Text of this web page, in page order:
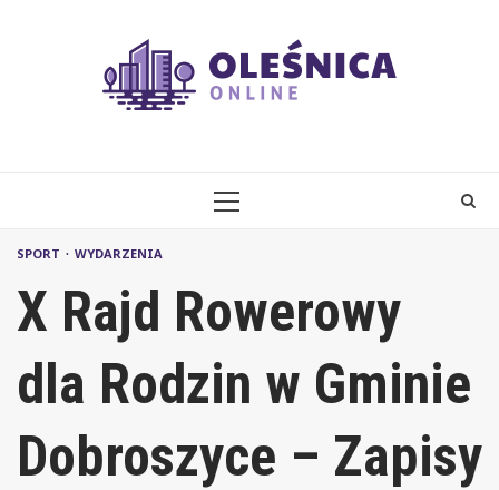
PRIMARY
SPORT WYDARZENIA
X Rajd Rowerowy
dla Rodzin w Gminie
Dobroszyce – Zapisy